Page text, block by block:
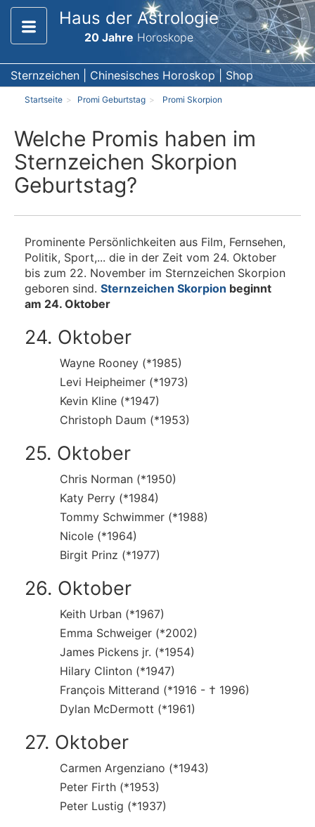
Haus der Astrologie
20 Jahre Horoskope
Sternzeichen Chinesisches Horoskop Shop
Startseite Promi Geburtstag Promi Skorpion
Welche Promis haben im
Sternzeichen Skorpion
Geburtstag?
Prominente Persönlichkeiten aus Film, Fernsehen,
Politik, Sport,... die in der Zeit vom 24. Oktober
bis zum 22. November im Sternzeichen Skorpion
geboren sind. Sternzeichen Skorpion beginnt
am 24. Oktober
24. Oktober
Wayne Rooney (*1985)
Levi Heipheimer (*1973)
Kevin Kline (*1947)
Christoph Daum (*1953)
25. Oktober
Chris Norman (*1950)
Katy Perry (*1984)
Tommy Schwimmer (*1988)
Nicole (*1964)
Birgit Prinz (*1977)
26. Oktober
Keith Urban (*1967)
Emma Schweiger (*2002)
James Pickens jr. (*1954)
Hilary Clinton (*1947)
François Mitterand (*1916 - † 1996)
Dylan McDermott (*1961)
27. Oktober
Carmen Argenziano (*1943)
Peter Firth (*1953)
Peter Lustig (*1937)